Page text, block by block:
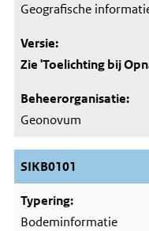
Geografische
Zie 'Toelichting bij
Geonovum
SIKB0101
Bodeminformatie